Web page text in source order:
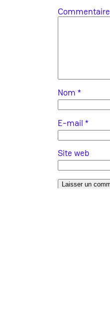
Commentaire
Nom *
E-mail *
Site web